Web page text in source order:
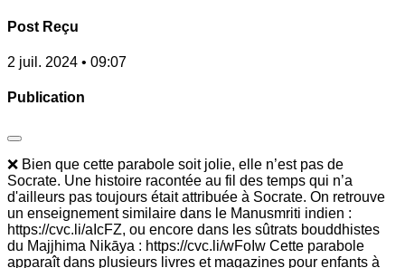
Post Reçu
2 juil. 2024 • 09:07
Publication
❌ Bien que cette parabole soit jolie, elle n’est pas de
Socrate. Une histoire racontée au fil des temps qui n’a
d'ailleurs pas toujours était attribuée à Socrate. On retrouve
un enseignement similaire dans le Manusmriti indien :
https://cvc.li/aIcFZ, ou encore dans les sûtrats bouddhistes
du Majjhima Nikāya : https://cvc.li/wFoIw Cette parabole
apparaît dans plusieurs livres et magazines pour enfants à